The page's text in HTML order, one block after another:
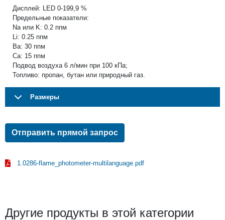
Дисплей: LED 0-199,9 %
Предельные показатели:
Na или K: 0.2 ппм
Li: 0.25 ппм
Ba: 30 ппм
Ca: 15 ппм
Подвод воздуха 6 л/мин при 100 кПа;
Топливо: пропан, бутан или природный газ.
Pазмеры
Отправить прямой запрос
1.0286-flame_photometer-multilanguage.pdf
Другие продукты в этой категории